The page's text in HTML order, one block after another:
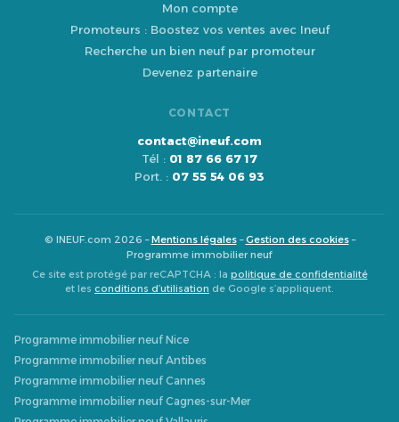
Mon compte
Promoteurs : Boostez vos ventes avec Ineuf
Recherche un bien neuf par promoteur
Devenez partenaire
CONTACT
contact@ineuf.com
Tél : 01 87 66 67 17
Port. : 07 55 54 06 93
© INEUF.com 2026 –Mentions légales–Gestion des cookies–
Programme immobilier neuf
Ce site est protégé par reCAPTCHA : la politique de confidentialité
et les conditions d’utilisation de Google s’appliquent.
Programme immobilier neuf Nice
Programme immobilier neuf Antibes
Programme immobilier neuf Cannes
Programme immobilier neuf Cagnes-sur-Mer